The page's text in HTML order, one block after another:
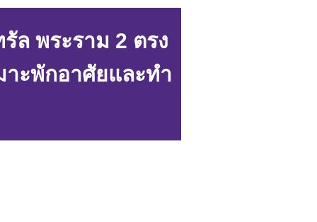
ล พระราม 2 ตรง
าะพักอาศัยและทำ